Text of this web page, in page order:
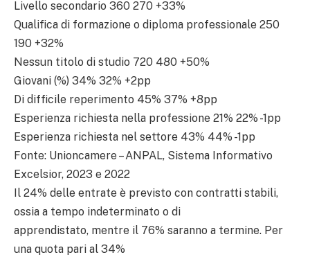
Livello secondario 360 270 +33%
Qualifica di formazione o diploma professionale 250
190 +32%
Nessun titolo di studio 720 480 +50%
Giovani (%) 34% 32% +2pp
Di difficile reperimento 45% 37% +8pp
Esperienza richiesta nella professione 21% 22% -1pp
Esperienza richiesta nel settore 43% 44% -1pp
Fonte: Unioncamere – ANPAL, Sistema Informativo
Excelsior, 2023 e 2022
Il 24% delle entrate è previsto con contratti stabili,
ossia a tempo indeterminato o di
apprendistato, mentre il 76% saranno a termine. Per
una quota pari al 34%